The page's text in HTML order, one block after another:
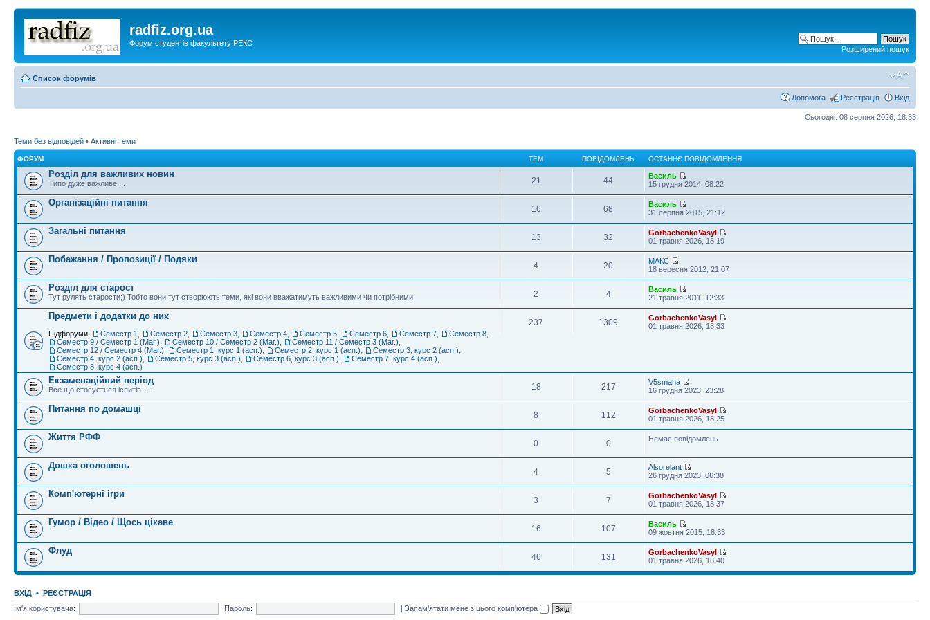
radfiz.org.ua
Форум студентів факультету РЕКС
Розширений пошук
Список форумів
Допомога Реєстрація Вхід
Сьогодні: 08 серпня 2026, 18:33
Теми без відповідей • Активні теми
ФОРУМ ТЕМ ПОВІДОМЛЕНЬ ОСТАННЄ ПОВІДОМЛЕННЯ
Розділ для важливих новин
Типо дуже важливе ... 21 44
Василь
15 грудня 2014, 08:22
Організаційні питання
16 68
Василь
31 серпня 2015, 21:12
Загальні питання
13 32
GorbachenkoVasyl
01 травня 2026, 18:19
Побажання / Пропозиції / Подяки
4 20
МАКС
18 вересня 2012, 21:07
Розділ для старост
Тут рулять старости;) Тобто вони тут створюють теми, які вони вважатимуть важливими чи потрібними 2 4
Василь
21 травня 2011, 12:33
Предмети і додатки до них
Підфоруми: Семестр 1 Семестр 2 Семестр 3 Семестр 4 Семестр 5 Семестр 6 Семестр 7 Семестр 8
Семестр 9 / Семестр 1 (Маг.)
Семестр 10 / Семестр 2 (Маг.) Семестр 11 / Семестр 3 (Маг.)
Семестр 12 / Семестр 4 (Маг.)
Семестр 1, курс 1 (асп.) Семестр 2, курс 1 (асп.) Семестр 3, курс 2 (асп.)
Семестр 4, курс 2 (асп.)
Семестр 5, курс 3 (асп.) Семестр 6, курс 3 (асп.) Семестр 7, курс 4 (асп.)
Семестр 8, курс 4 (асп.)
237 1309
GorbachenkoVasyl
01 травня 2026, 18:33
Екзаменаційний період
Все що стосується іспитів .... 18 217
V5smaha
16 грудня 2023, 23:28
Питання по домашці
8 112
GorbachenkoVasyl
01 травня 2026, 18:25
Життя РФФ
0 0 Немає повідомлень
Дошка оголошень
4 5
Alsorelant
26 грудня 2023, 06:38
Комп'ютерні ігри
3 7
GorbachenkoVasyl
01 травня 2026, 18:37
Гумор / Відео / Щось цікаве
16 107
Василь
09 жовтня 2015, 18:33
Флуд
46 131
GorbachenkoVasyl
01 травня 2026, 18:40
ВХІД • РЕЄСТРАЦІЯ
Ім'я користувача:
Пароль: |Запам'ятати мене з цього комп'ютера